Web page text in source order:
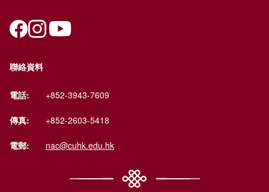
聯絡資料
電話: +852-3943-7609
傳真: +852-2603-5418
電郵: nac@cuhk.edu.hk